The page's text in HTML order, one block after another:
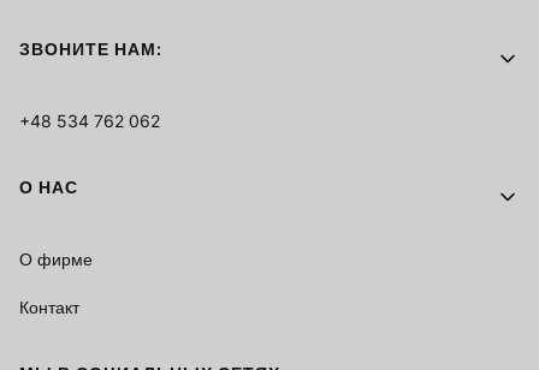
ЗВОНИТЕ НАМ:
+48 534 762 062
О НАС
О фирме
Контакт